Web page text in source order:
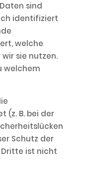
sind
identifiziert
welche
sie nutzen.
welchem
(z. B. bei der
Schutz der
ist nicht